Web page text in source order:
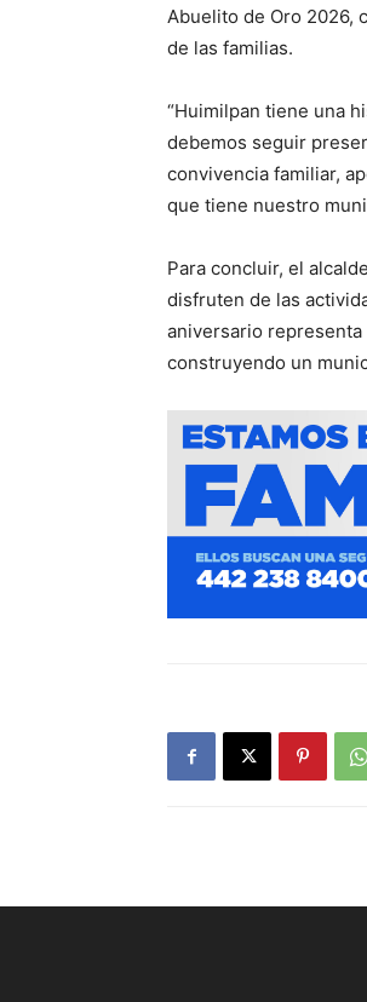
Abuelito de Oro 2026,
de las familias.
“Huimilpan tiene una
debemos seguir
convivencia familiar,
que tiene nuestro
Para concluir, el
disfruten de las
aniversario
construyendo un